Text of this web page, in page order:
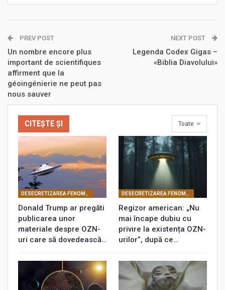
PREV POST
Un nombre encore plus
important de scientifiques
affirment que la
géoingénierie ne peut pas
nous sauver
NEXT POST
Legenda Codex Gigas –
«Biblia Diavolului»
Toate
CITEȘTE ȘI
DESECRETIZAREA FENOMENULUI OZN LA SCARĂ MONDIALĂ
Donald Trump ar pregăti
publicarea unor
materiale despre OZN-
uri care să dovedească…
DESECRETIZAREA FENOMENULUI OZN LA SCARĂ MONDIALĂ
Regizor american: „Nu
mai încape dubiu cu
privire la existența OZN-
urilor”, după ce…